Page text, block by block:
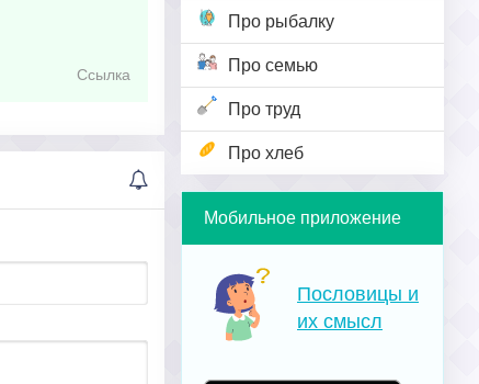
Про рыбалку
Про семью
Про труд
Про хлеб
Мобильное приложение
Пословицы и
их смысл
Ссылка